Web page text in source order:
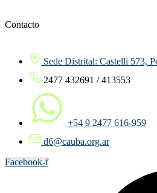
Contacto
Sede Distrital: Castelli 573,
2477 432691 / 413553
+54 9 2477 616-959
d6@cauba.org.ar
Facebook-f